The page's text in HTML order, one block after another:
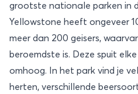
grootste nationale parken in
Yellowstone heeft ongeveer
meer dan 200 geisers,
beroemdste is. Deze spuit
omhoog. In het park vind je
herten, verschillende